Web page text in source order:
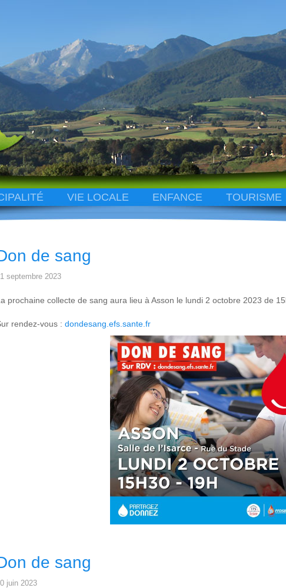
VIE LOCALE ENFANCE TOURISME
de sang
septembre 2023
prochaine collecte de sang aura lieu à Asson le lundi 2 octobre 2023 de
rendez-vous : dondesang.efs.sante.fr
de sang
juin 2023